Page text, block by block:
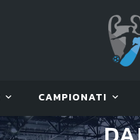
CAMPIONATI